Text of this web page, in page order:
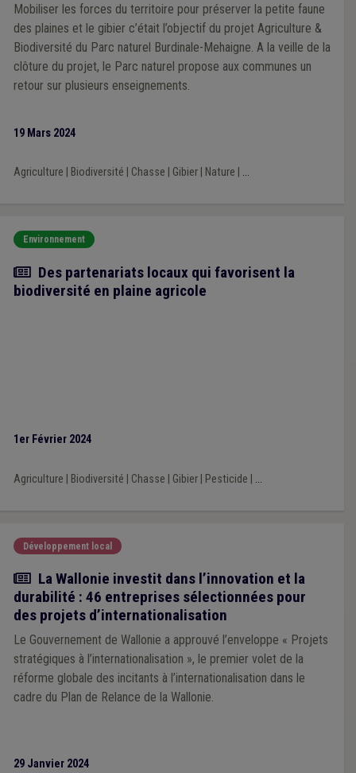
Mobiliser les forces du territoire pour préserver la petite faune
des plaines et le gibier c’était l’objectif du projet Agriculture &
Biodiversité du Parc naturel Burdinale-Mehaigne. A la veille de la
clôture du projet, le Parc naturel propose aux communes un
retour sur plusieurs enseignements.
19 Mars 2024
Agriculture Biodiversité Chasse Gibier| Nature ...
Environnement
Article
Des partenariats locaux qui favorisent la
biodiversité en plaine agricole
1er Février 2024
Agriculture Biodiversité Chasse Gibier| Pesticide ...
Développement local
Actualité
La Wallonie investit dans l’innovation et la
durabilité : 46 entreprises sélectionnées pour
des projets d’internationalisation
Le Gouvernement de Wallonie a approuvé l’enveloppe « Projets
stratégiques à l’internationalisation », le premier volet de la
réforme globale des incitants à l’internationalisation dans le
cadre du Plan de Relance de la Wallonie.
29 Janvier 2024